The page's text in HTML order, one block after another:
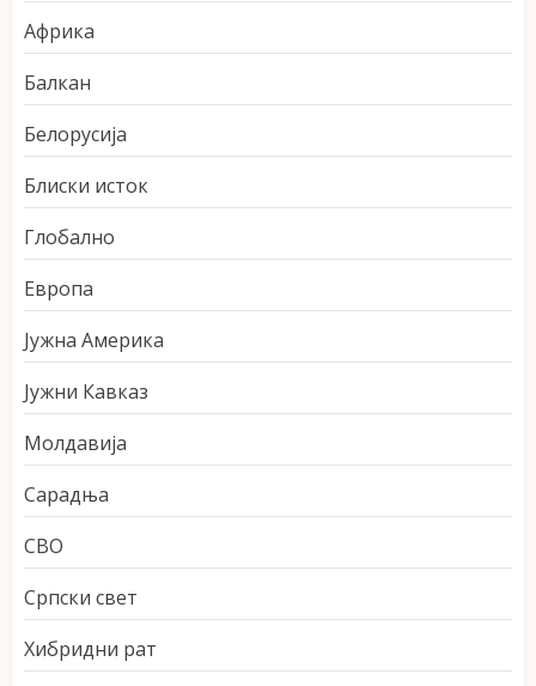
Африка
Балкан
Белорусија
Блиски исток
Глобално
Европа
Јужна Америка
Јужни Кавказ
Молдавија
Сарадња
СВО
Српски свет
Хибридни рат